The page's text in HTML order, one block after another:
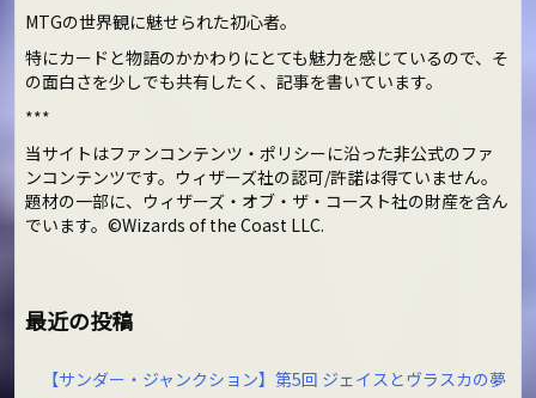
MTGの世界観に魅せられた初心者。
特にカードと物語のかかわりにとても魅力を感じているので、そ
の面白さを少しでも共有したく、記事を書いています。
***
当サイトはファンコンテンツ・ポリシーに沿った非公式のファ
ンコンテンツです。ウィザーズ社の認可/許諾は得ていません。
題材の一部に、ウィザーズ・オブ・ザ・コースト社の財産を含ん
でいます。©Wizards of the Coast LLC.
最近の投稿
【サンダー・ジャンクション】第5回 ジェイスとヴラスカの夢